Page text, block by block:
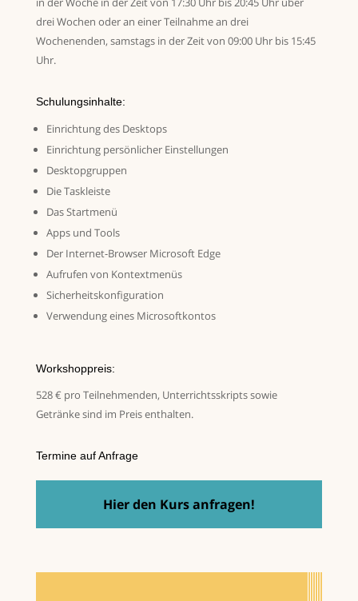
drei Wochen oder an einer Teilnahme an drei
Wochenenden, samstags in der Zeit von 09:00 Uhr bis 15:45
Uhr.
Schulungsinhalte:
Einrichtung des Desktops
Einrichtung persönlicher Einstellungen
Desktopgruppen
Die Taskleiste
Das Startmenü
Apps und Tools
Der Internet-Browser Microsoft Edge
Aufrufen von Kontextmenüs
Sicherheitskonfiguration
Verwendung eines Microsoftkontos
Workshoppreis:
528 € pro Teilnehmenden, Unterrichtsskripts sowie
Getränke sind im Preis enthalten.
Termine auf Anfrage
Hier den Kurs anfragen!